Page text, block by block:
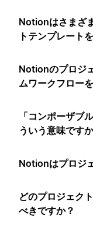
Notionはさまざ
トテンプレート
Notionのプロジ
ムワークフロー
「コンポーザブ
ういう意味です
Notionはプロジ
どのプロジェク
べきですか？